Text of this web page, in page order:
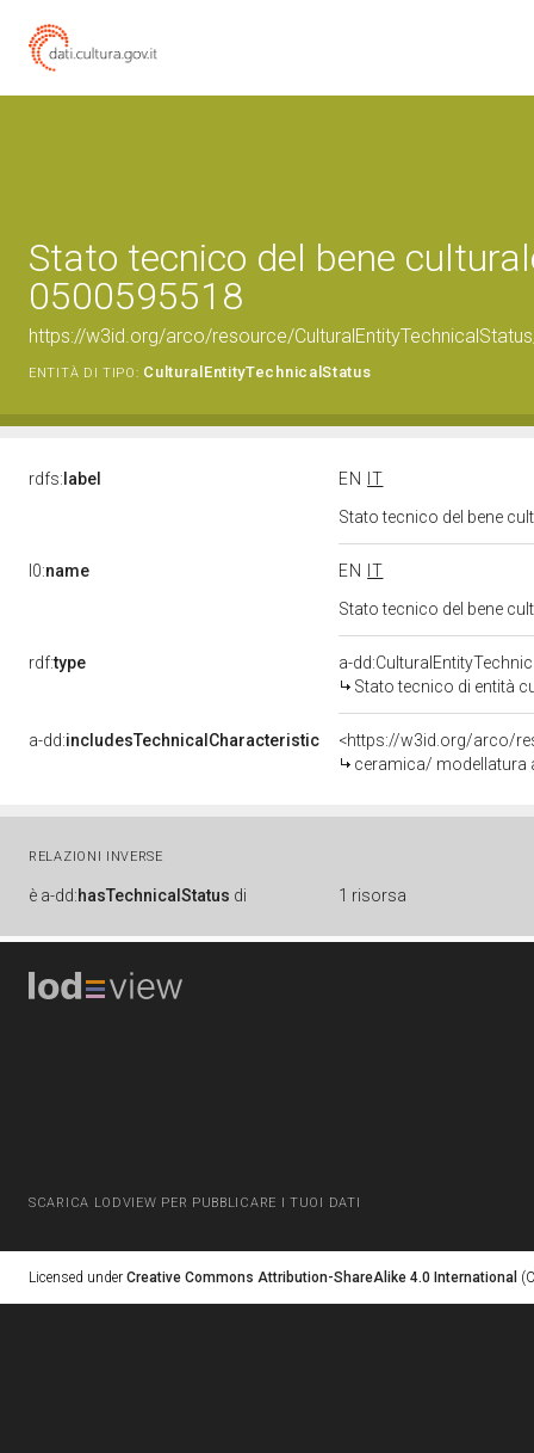
Stato tecnico del bene
0500595518
https://w3id.org/arco/resource/
ENTITÀ DI TIPO: CulturalEntityTechnicalStatus
rdfs: label EN
IT
Stato tecnico del bene
l0:name EN
IT
Stato tecnico del bene
rdf:type
a-
Stato tecnico di entità
a-dd:includesTechnicalCharacteristic
ceramica/ modellatura
RELAZIONI INVERSE
è a-dd:hasTechnicalStatus di 1 risorsa
SCARICA LODVIEW PER PUBBLICARE I TUOI DATI
Licensed under Creative Commons Attribution-ShareAlike 4.0 International